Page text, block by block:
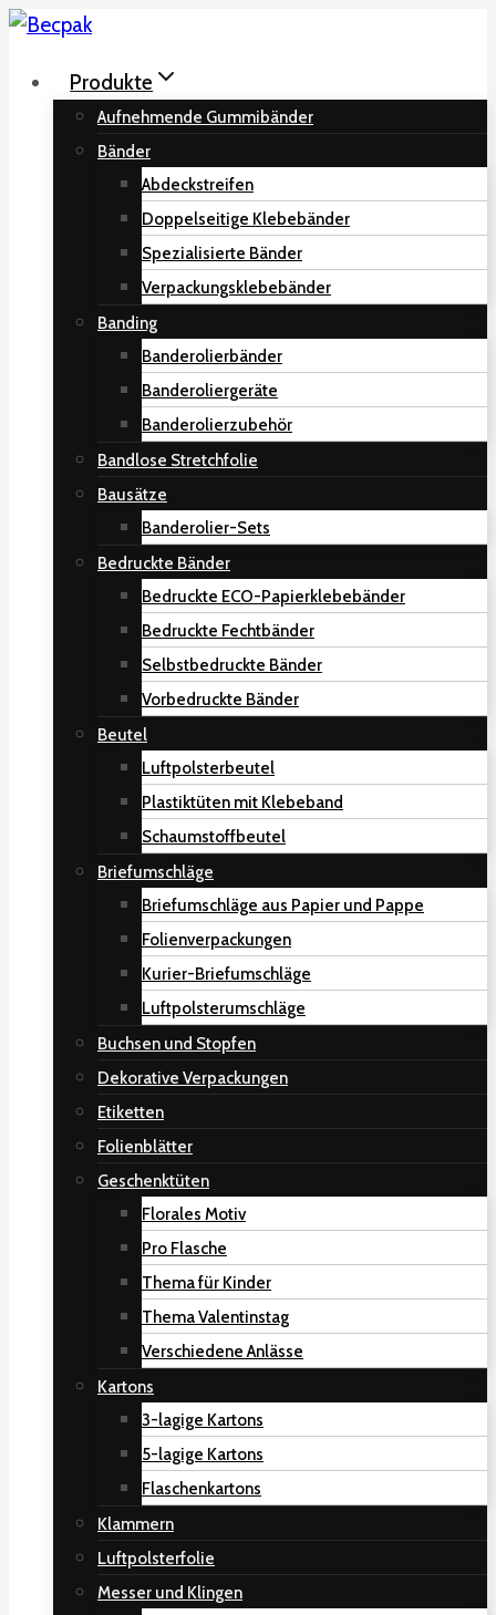
Zum
springenProdukte
Aufnehmende Gummibänder
Bänder
Abdeckstreifen
Doppelseitige Klebebänder
Spezialisierte Bänder
Verpackungsklebebänder
Banding
Banderolierbänder
Banderoliergeräte
Banderolierzubehör
Bandlose Stretchfolie
Bausätze
Banderolier-Sets
Bedruckte Bänder
Bedruckte ECO-Papierklebebänder
Bedruckte Fechtbänder
Selbstbedruckte Bänder
Vorbedruckte Bänder
Beutel
Luftpolsterbeutel
Plastiktüten mit Klebeband
Schaumstoffbeutel
Briefumschläge
Briefumschläge aus Papier und Pappe
Folienverpackungen
Kurier-Briefumschläge
Luftpolsterumschläge
Buchsen und Stopfen
Dekorative Verpackungen
Etiketten
Folienblätter
Geschenktüten
Florales Motiv
Pro Flasche
Thema für Kinder
Thema Valentinstag
Verschiedene Anlässe
Kartons
3-lagige Kartons
5-lagige Kartons
Flaschenkartons
Klammern
Luftpolsterfolie
Messer und Klingen